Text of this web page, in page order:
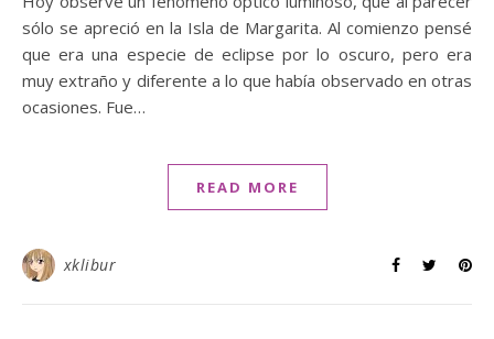
sólo se apreció en la Isla de Margarita. Al comienzo pensé
que era una especie de eclipse por lo oscuro, pero era
muy extraño y diferente a lo que había observado en otras
ocasiones. Fue…
READ MORE
xklibur